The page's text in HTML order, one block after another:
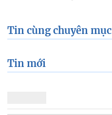
Tin cùng chuyên mục
Tin mới